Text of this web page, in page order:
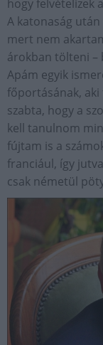
hogy felvételizek
A katonaság
mert nem
árokban tölteni –
Apám egyik
főportásának,
szabta, hogy a
kell tanulnom
fújtam is a
franciául, így
csak németül